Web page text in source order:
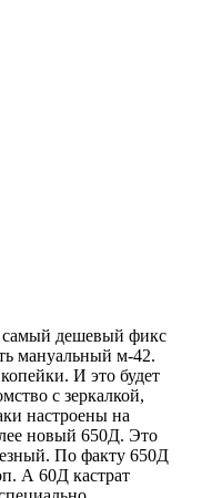
дешевый фикс
мануальный м-42.
И это будет
с зеркалкой,
настроены на
новый 650Д. Это
По факту 650Д
А 60Д кастрат